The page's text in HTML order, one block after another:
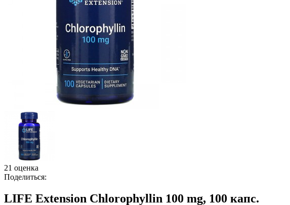
21 оценка
Поделиться:
LIFE Extension Chlorophyllin 100 mg, 100 капс.